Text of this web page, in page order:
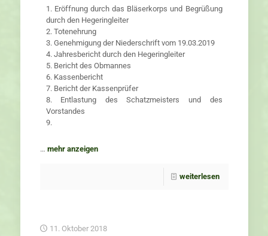
1. Eröffnung durch das Bläserkorps und Begrüßung
durch den Hegeringleiter
2. Totenehrung
3. Genehmigung der Niederschrift vom 19.03.2019
4. Jahresbericht durch den Hegeringleiter
5. Bericht des Obmannes
6. Kassenbericht
7. Bericht der Kassenprüfer
8. Entlastung des Schatzmeisters und des
Vorstandes
9.
… mehr anzeigen
weiterlesen
11. Oktober 2018